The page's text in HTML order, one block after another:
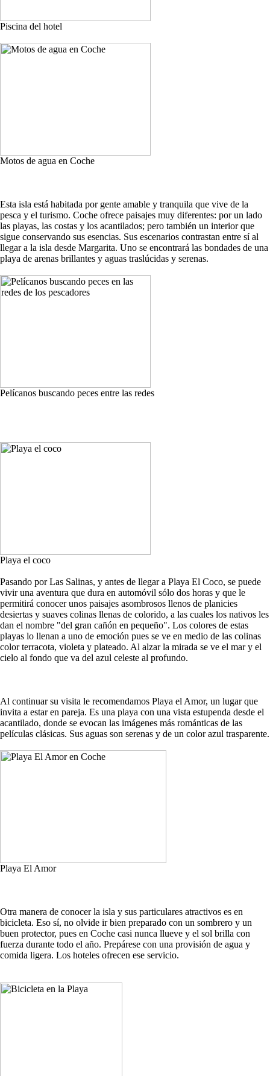
Piscina del hotel
Motos de agua en Coche
Esta isla está habitada por gente amable y tranquila que vive de la
pesca y el turismo. Coche ofrece paisajes muy diferentes: por un lado
las playas, las costas y los acantilados; pero también un interior que
sigue conservando sus esencias. Sus escenarios contrastan entre sí al
llegar a la isla desde Margarita. Uno se encontrará las bondades de una
playa de arenas brillantes y aguas traslúcidas y serenas.
Pelícanos buscando peces entre las redes
Playa el coco
Pasando por Las Salinas, y antes de llegar a Playa El Coco, se puede
vivir una aventura que dura en automóvil sólo dos horas y que le
permitirá conocer unos paisajes asombrosos llenos de planicies
desiertas y suaves colinas llenas de colorido, a las cuales los nativos les
dan el nombre "del gran cañón en pequeño". Los colores de estas
playas lo llenan a uno de emoción pues se ve en medio de las colinas
color terracota, violeta y plateado. Al alzar la mirada se ve el mar y el
cielo al fondo que va del azul celeste al profundo.
Al continuar su visita le recomendamos Playa el Amor, un lugar que
invita a estar en pareja. Es una playa con una vista estupenda desde el
acantilado, donde se evocan las imágenes más románticas de las
películas clásicas. Sus aguas son serenas y de un color azul trasparente.
Playa El Amor
Otra manera de conocer la isla y sus particulares atractivos es en
bicicleta. Eso sí, no olvide ir bien preparado con un sombrero y un
buen protector, pues en Coche casi nunca llueve y el sol brilla con
fuerza durante todo el año. Prepárese con una provisión de agua y
comida ligera. Los hoteles ofrecen ese servicio.